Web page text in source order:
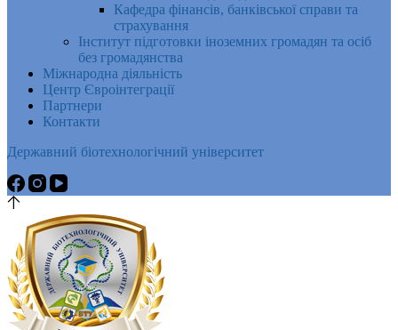
Кафедра фінансів, банківської справи та
страхування
Інститут підготовки іноземних громадян та осіб
без громадянства
Міжнародна діяльність
Центр Євроінтеграції
Партнери
Контакти
Державний біотехнологічний університет